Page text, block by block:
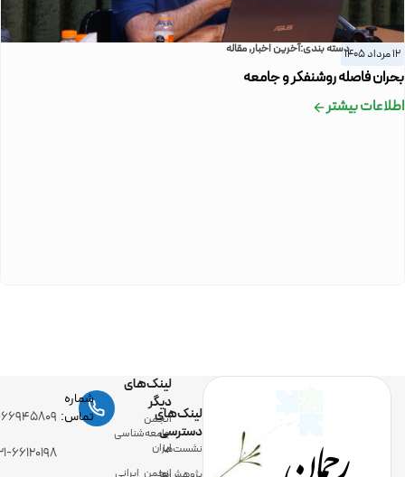
12 مرداد 1405 دسته بندی:آخرین اخبار,مقاله
بحران فاصله روشنفکر و جامعه
اطلاعات بیشتر
لینک‌های
دسترسی
نشست‌ها
لینک‌های
دیگر
انجمن
جامعه‌شناسی
ایران
انجمن ایرانی
شماره
تماس: ۰۲۱-
۰۲۱-